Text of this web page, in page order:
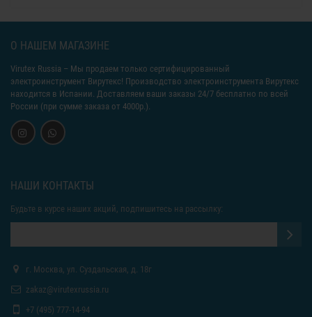
О НАШЕМ МАГАЗИНЕ
Virutex Russia – Мы продаем только сертифицированный
электроинструмент Вирутекс! Производство электроинструмента Вирутекс
находится в Испании. Доставляем ваши заказы 24/7 бесплатно по всей
России (при сумме заказа от 4000р.).
НАШИ КОНТАКТЫ
Будьте в курсе наших акций, подпишитесь на рассылку:
г. Москва, ул. Суздальская, д. 18г
zakaz@virutexrussia.ru
+7 (495) 777-14-94